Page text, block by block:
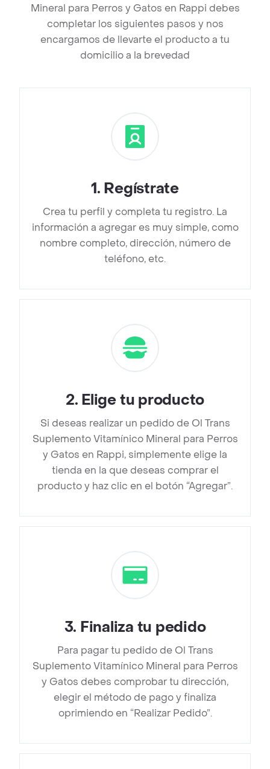
Mineral para Perros y Gatos en Rappi debes
completar los siguientes pasos y nos
encargamos de llevarte el producto a tu
domicilio a la brevedad
1. Regístrate
Crea tu perfil y completa tu registro. La
información a agregar es muy simple, como
nombre completo, dirección, número de
teléfono, etc.
2. Elige tu producto
Si deseas realizar un pedido de Ol Trans
Suplemento Vitamínico Mineral para Perros
y Gatos en Rappi, simplemente elige la
tienda en la que deseas comprar el
producto y haz clic en el botón “Agregar”.
3. Finaliza tu pedido
Para pagar tu pedido de Ol Trans
Suplemento Vitamínico Mineral para Perros
y Gatos debes comprobar tu dirección,
elegir el método de pago y finaliza
oprimiendo en “Realizar Pedido”.